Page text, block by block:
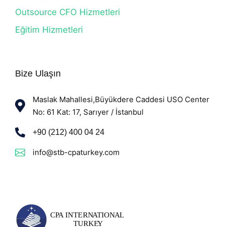
Outsource CFO Hizmetleri
Eğitim Hizmetleri
Bize Ulaşın
Maslak Mahallesi,Büyükdere Caddesi USO Center
No: 61 Kat: 17, Sarıyer / İstanbul
+90 (212) 400 04 24
info@stb-cpaturkey.com